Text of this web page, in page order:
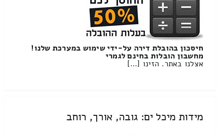
חיסכון בהובלת דירה על-ידי שימוש במערכת שלנו!
מחשבון הובלות בחינם לגמרי
אצלנו באתר. הזינו […]
מידות מיכל ים: גובה, אורך, רוחב